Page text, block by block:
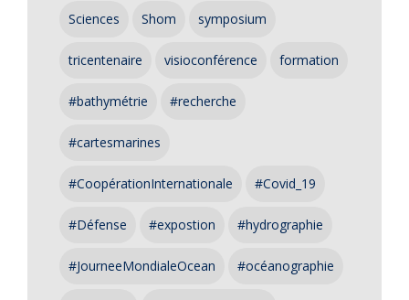
Sciences Shom symposium
tricentenaire visioconférence formation
#bathymétrie #recherche
#cartesmarines
#CoopérationInternationale #Covid_19
#Défense #expostion #hydrographie
#JourneeMondialeOcean #océanographie